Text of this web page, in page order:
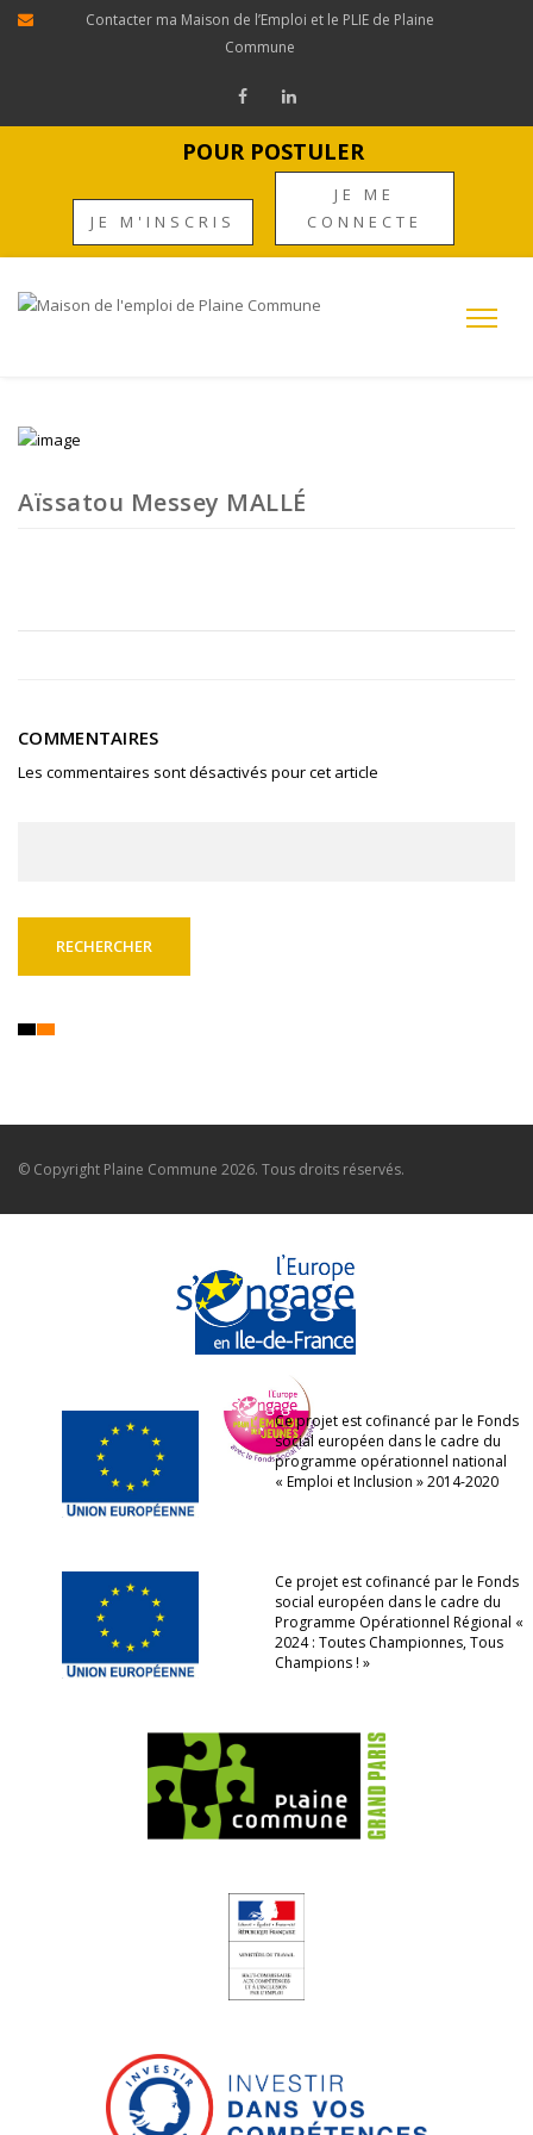
Contacter ma Maison de l’Emploi et le PLIE de Plaine
Commune
POUR POSTULER
JE M'INSCRIS
JE ME
CONNECTE
Aïssatou Messey MALLÉ
COMMENTAIRES
Les commentaires sont désactivés pour cet article
© Copyright Plaine Commune 2026. Tous droits réservés.
Ce projet est cofinancé par le Fonds
social européen dans le cadre du
programme opérationnel national
« Emploi et Inclusion » 2014-2020
Ce projet est cofinancé par le Fonds
social européen dans le cadre du
Programme Opérationnel Régional «
2024 : Toutes Championnes, Tous
Champions ! »